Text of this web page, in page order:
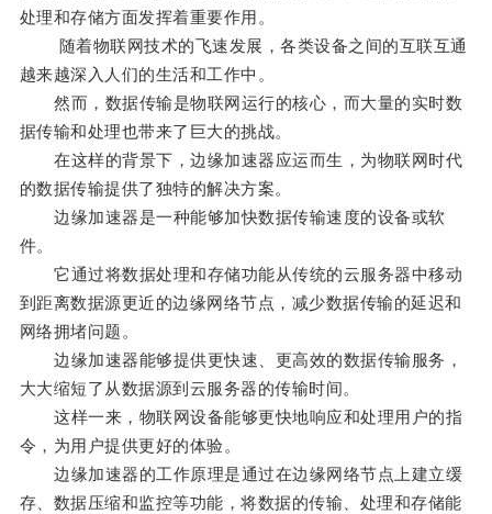
处理和存储方面发挥着重要作用。
随着物联网技术的飞速发展，各类设备之间的互联互通
越来越深入人们的生活和工作中。
然而，数据传输是物联网运行的核心，而大量的实时数
据传输和处理也带来了巨大的挑战。
在这样的背景下，边缘加速器应运而生，为物联网时代
的数据传输提供了独特的解决方案。
边缘加速器是一种能够加快数据传输速度的设备或软
件。
它通过将数据处理和存储功能从传统的云服务器中移动
到距离数据源更近的边缘网络节点，减少数据传输的延迟和
网络拥堵问题。
边缘加速器能够提供更快速、更高效的数据传输服务，
大大缩短了从数据源到云服务器的传输时间。
这样一来，物联网设备能够更快地响应和处理用户的指
令，为用户提供更好的体验。
边缘加速器的工作原理是通过在边缘网络节点上建立缓
存、数据压缩和监控等功能，将数据的传输、处理和存储能